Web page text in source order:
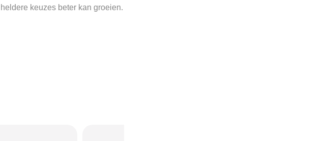
heldere keuzes beter kan groeien.